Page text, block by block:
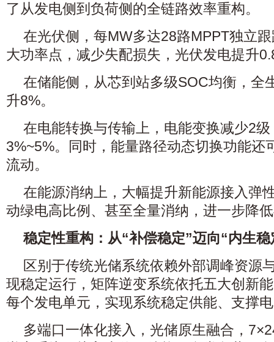
了从发电侧到负荷侧的全链路效率重构。
在光伏侧，每MW多达28路MPPT独立
大功率点，减少失配损失，光伏发电提升
在储能侧，从芯到站多级SOC均衡，全
升8%。
在电能转换与传输上，电能变换减少2
3%~5%。同时，能量路径动态切换功能还
流动。
在能源消纳上，大幅提升新能源接入弹
动绿电高比例、甚至全量消纳，进一步降
稳定性重构：从“补偿稳定”迈向“内生稳
区别于传统光储系统依赖外部调峰资源
现稳定运行，矩阵逆变系统依托五大创新
每个发电单元，实现系统稳定供能、支撑
多端口一体化接入，光储原生融合，